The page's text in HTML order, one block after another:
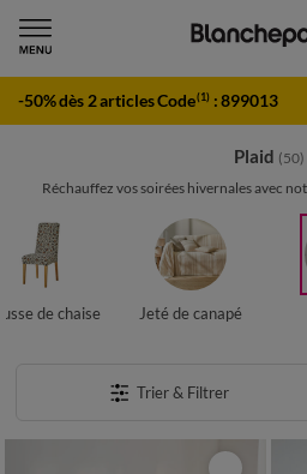
-50% dès 2 articles Code(1) :899013
Plaid (50)
Réchauffez vos soirées hivernales avec
de chaise Jeté de canapé
Trier & Filtrer